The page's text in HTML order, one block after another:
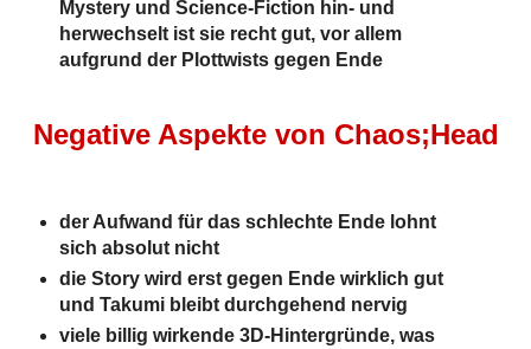
Mystery und Science-Fiction hin- und
herwechselt ist sie recht gut, vor allem
aufgrund der Plottwists gegen Ende
Negative Aspekte von Chaos;Head
der Aufwand für das schlechte Ende lohnt
sich absolut nicht
die Story wird erst gegen Ende wirklich gut
und Takumi bleibt durchgehend nervig
viele billig wirkende 3D-Hintergründe, was